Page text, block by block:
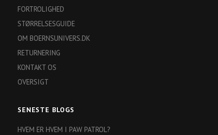
FORTROLIGHED
STØRRELSESGUIDE
OM BOERNSUNIVERS.DK
RETURNERING
KONTAKT OS
OVERSIGT
SENESTE BLOGS
HVEM ER HVEM I PAW PATROL?